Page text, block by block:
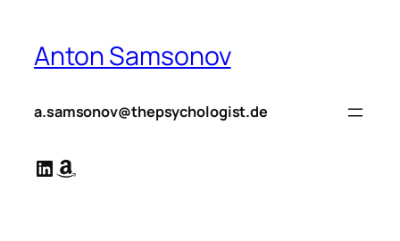
springen
Anton Samsonov
a.samsonov@thepsychologist.de
LinkedIn
Amazon